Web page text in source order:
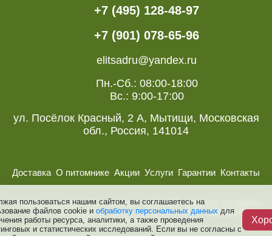
+7 (495) 128-48-97
+7 (901) 078-65-96
elitsadru@yandex.ru
Пн.-Сб.: 08:00-18:00
Вс.: 9:00-17:00
ул. Посёлок Красный, 2 А, Мытищи, Московская
обл., Россия, 141014
Доставка О питомнике Акции Услуги Гарантии Контакты
Питомник растений “Элитный Сад ”, 2008-2026. Деревья, кустарники
и розы. Все авторские права, включая смежные авторские,
сохраняются за правообладателями.
пользоваться нашим сайтом, вы соглашаетесь на
файлов cookie и обработку персональных данных для
работы ресурса, аналитики, а также проведения
и статистических исследований. Если вы не согласны с